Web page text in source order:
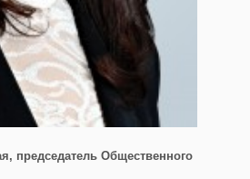
председатель Общественного